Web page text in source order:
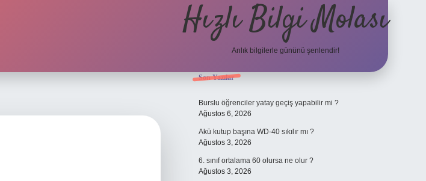
Hızlı Bilgi Molası
Anlık bilgilerle gününü şenlendir!
Sidebar
Son Yazılar
Burslu öğrenciler yatay geçiş yapabilir mi ?
Ağustos 6, 2026
Akü kutup başına WD-40 sıkılır mı ?
Ağustos 3, 2026
6. sınıf ortalama 60 olursa ne olur ?
Ağustos 3, 2026